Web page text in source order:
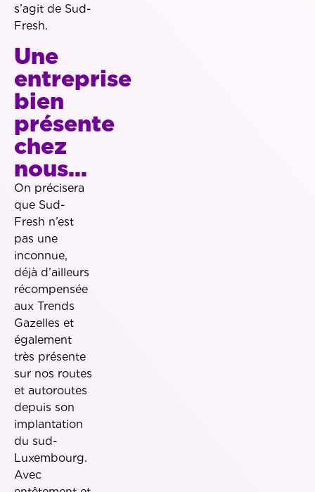
s’agit de Sud-
Fresh.
Une
entreprise
bien
présente
chez
nous…
On précisera
que Sud-
Fresh n’est
pas une
inconnue,
déjà d’ailleurs
récompensée
aux Trends
Gazelles et
également
très présente
sur nos routes
et autoroutes
depuis son
implantation
du sud-
Luxembourg.
Avec